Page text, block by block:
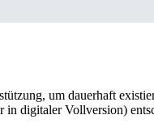
um dauerhaft
in digitaler Vollversion)